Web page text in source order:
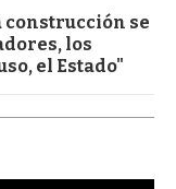
construcción se
los
el Estado"